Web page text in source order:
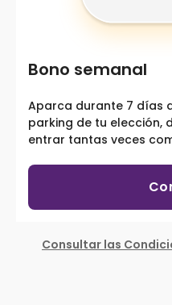
Bono semanal
Aparca durante 7 días
parking de tu elección,
entrar tantas veces
Consultar las